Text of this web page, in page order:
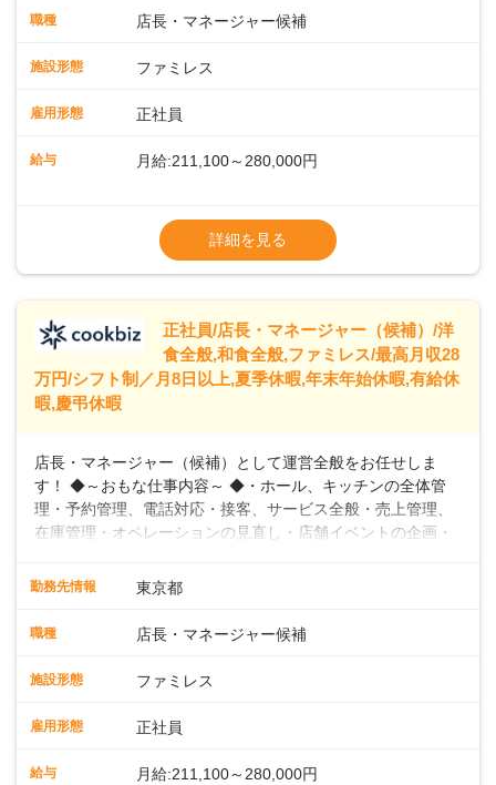
向上を目指すDX推進～ ◆すかいらーくのレストランでは、
スタッフの働きやすさをサポートしています。配膳ロボット
や歩行数が約40%も削減されました！また、配膳ロボットに
なDX（デジタルトランスフォーメーション）の取り組みを進
います。私たちは、多様な働き方を提供し、ライフステージ
に合わせた柔軟な勤務時間や働きやすい環境を整えていま
います。
職種 店長・マネージャー候補
施設形態 ファミレス
雇用形態 正社員
給与 月給:211,100～280,000円
※残業代全額支給
※経験に応じて応相談①ナショナル社員：月
給245,800円～②エリア社員 ：月給
詳細を見る
正社員/店長・マネージャー（候補）/洋
食全般,和食全般,ファミレス/最高月収28
万円/シフト制／月8日以上,夏季休暇,年末年始休暇,有給休
暇,慶弔休暇
店長・マネージャー（候補）として運営全般をお任せしま
す！ ◆～おもな仕事内容～ ◆・ホール、キッチンの全体管
理・予約管理、電話対応・接客、サービス全般・売上管理、
在庫管理・オペレーションの見直し・店舗イベントの企画・
入社後はスキルに合わせた業務からお任せしますので、徐々
向上を目指すDX推進～ ◆すかいらーくのレストランでは、
スタッフの働きやすさをサポートしています。配膳ロボット
や歩行数が約40%も削減されました！また、配膳ロボットに
なDX（デジタルトランスフォーメーション）の取り組みを進
勤務先情報 東京都
職種 店長・マネージャー候補
施設形態 ファミレス
雇用形態 正社員
給与 月給:211,100～280,000円